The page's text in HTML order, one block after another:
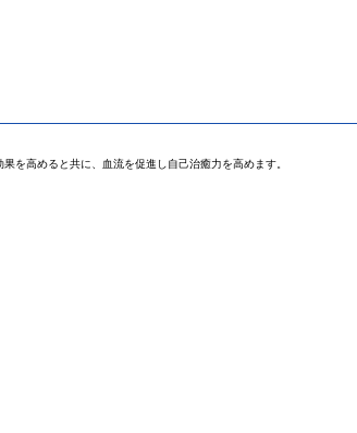
を高めると共に、血流を促進し自己治癒力を高めます。